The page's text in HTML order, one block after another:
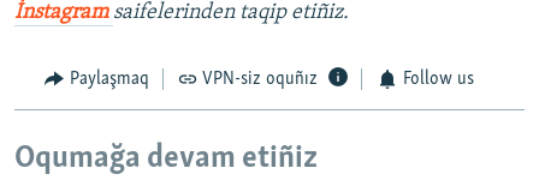
İnstagram saifelerinden taqip etiñiz.
Paylaşmaq VPN-siz oquñız Follow us
Oqumağa devam etiñiz